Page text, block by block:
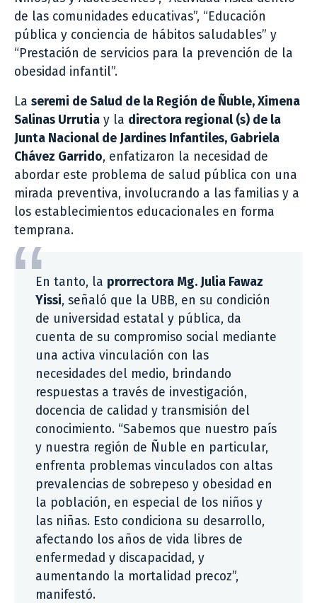
de las comunidades educativas”, “Educación
pública y conciencia de hábitos saludables” y
“Prestación de servicios para la prevención de la
obesidad infantil”.
La seremi de Salud de la Región de Ñuble, Ximena
Salinas Urrutia y la directora regional (s) de la
Junta Nacional de Jardines Infantiles, Gabriela
Chávez Garrido, enfatizaron la necesidad de
abordar este problema de salud pública con una
mirada preventiva, involucrando a las familias y a
los establecimientos educacionales en forma
temprana.
En tanto, la prorrectora Mg. Julia Fawaz
Yissi, señaló que la UBB, en su condición
de universidad estatal y pública, da
cuenta de su compromiso social mediante
una activa vinculación con las
necesidades del medio, brindando
respuestas a través de investigación,
docencia de calidad y transmisión del
conocimiento. “Sabemos que nuestro país
y nuestra región de Ñuble en particular,
enfrenta problemas vinculados con altas
prevalencias de sobrepeso y obesidad en
la población, en especial de los niños y
las niñas. Esto condiciona su desarrollo,
afectando los años de vida libres de
enfermedad y discapacidad, y
aumentando la mortalidad precoz”,
manifestó.